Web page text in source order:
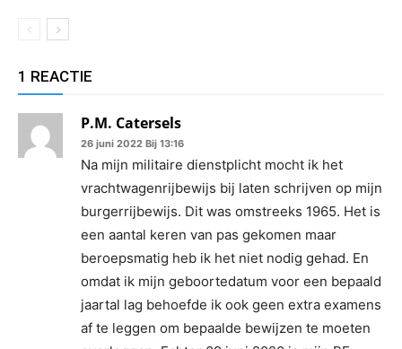
1 REACTIE
P.M. Catersels
26 juni 2022 Bij 13:16
Na mijn militaire dienstplicht mocht ik het
vrachtwagenrijbewijs bij laten schrijven op mijn
burgerrijbewijs. Dit was omstreeks 1965. Het is
een aantal keren van pas gekomen maar
beroepsmatig heb ik het niet nodig gehad. En
omdat ik mijn geboortedatum voor een bepaald
jaartal lag behoefde ik ook geen extra examens
af te leggen om bepaalde bewijzen te moeten